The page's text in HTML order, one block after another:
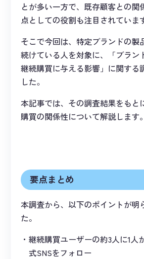
とが多い一方で、既存顧客との関
点としての役割も注目されていま
そこで今回は、特定ブランドの製
続けている人を対象に、「ブラン
継続購買に与える影響」に関する
した。
本記事では、その調査結果をもと
購買の関係性について解説します。
要点まとめ
本調査から、以下のポイントが明
た。
継続購買ユーザーの約3人に1人
式SNSをフォロー